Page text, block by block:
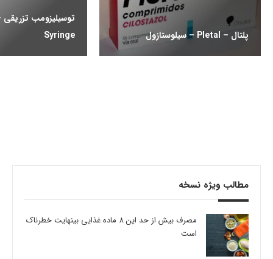
پلتال – Pletal – سیلوستازول Syringe
مطالب ویژه نسخه
مصرف بیش از حد این 8 ماده غذایی بینهایت خطرناک
است